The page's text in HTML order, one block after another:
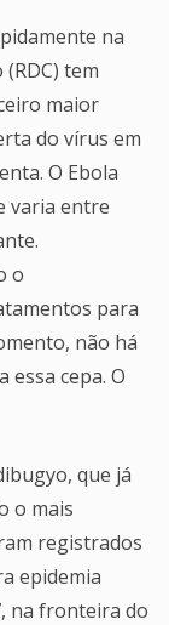
na
tem
maior
do vírus em
O Ebola
varia entre
o
para
não há
essa cepa. O
que já
o mais
registrados
epidemia
na fronteira do